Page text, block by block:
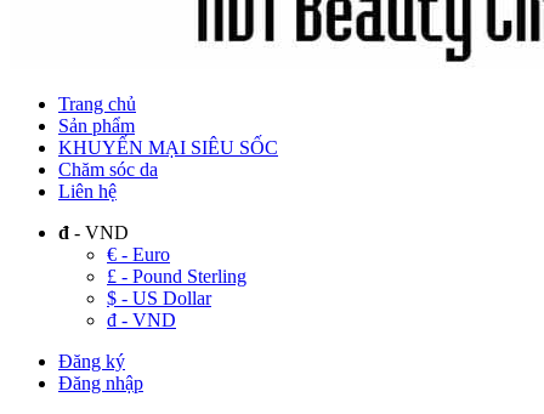
Trang chủ
Sản phẩm
KHUYẾN MẠI SIÊU SỐC
Chăm sóc da
Liên hệ
đ - VND
€ - Euro
£ - Pound Sterling
$ - US Dollar
đ - VND
Đăng ký
Đăng nhập